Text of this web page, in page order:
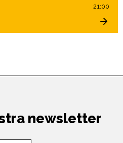
21:00
newsletter